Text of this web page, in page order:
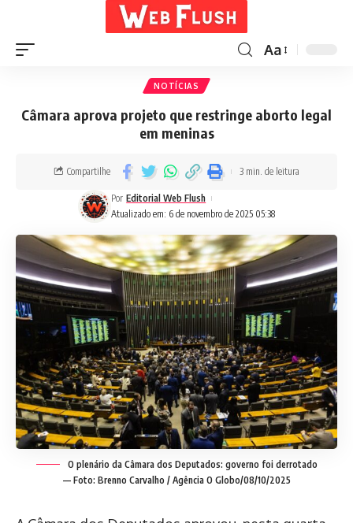
Aa
NOTÍCIAS
Câmara aprova projeto que restringe aborto legal
em meninas
Atualizado em: 6 de novembro de 2025 05:38
Por Editorial Web Flush
Compartilhe 3 min. de leitura
O plenário da Câmara dos Deputados: governo foi derrotado
— Foto: Brenno Carvalho / Agência O Globo/08/10/2025